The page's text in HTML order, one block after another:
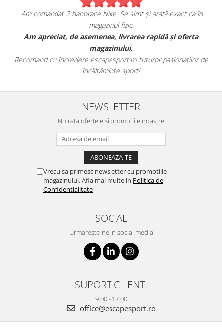
Am comandat 2 hanorace Nike. Se simt și arată exact ca în
magazinul fizic.
Am apreciat, de asemenea, livrarea rapidă și oferta
magazinului.
Recomand cu încredere escapesport.ro tuturor pasionaților de
încălțăminte sport!
NEWSLETTER
Nu rata ofertele si promotiile noastre
Vreau sa primesc newsletter cu promotiile
magazinului. Afla mai multe in Politica de
Confidentialitate
SOCIAL
Urmareste-ne in social media
SUPORT CLIENTI
9:00 - 17:00
office@escapesport.ro